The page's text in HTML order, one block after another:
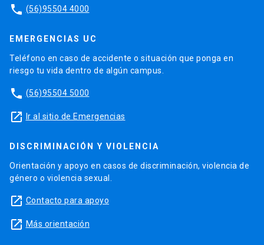
phone (56)95504 4000
EMERGENCIAS UC
Teléfono en caso de accidente o situación que ponga en
riesgo tu vida dentro de algún campus.
phone (56)95504 5000
launch Ir al sitio de Emergencias
DISCRIMINACIÓN Y VIOLENCIA
Orientación y apoyo en casos de discriminación, violencia de
género o violencia sexual.
launch Contacto para apoyo
launch Más orientación